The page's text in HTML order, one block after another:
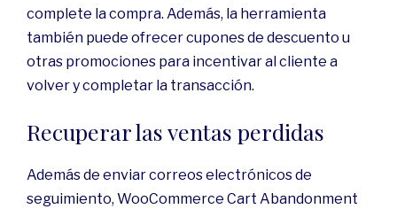
complete la compra. Además, la herramienta
también puede ofrecer cupones de descuento u
otras promociones para incentivar al cliente a
volver y completar la transacción.
Recuperar las ventas perdidas
Además de enviar correos electrónicos de
seguimiento, WooCommerce Cart Abandonment